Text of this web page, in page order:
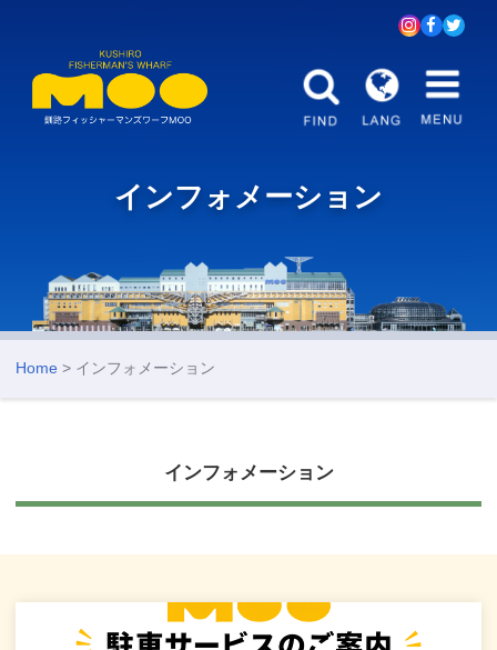
インフォメーション
Home > インフォメーション
インフォメーション